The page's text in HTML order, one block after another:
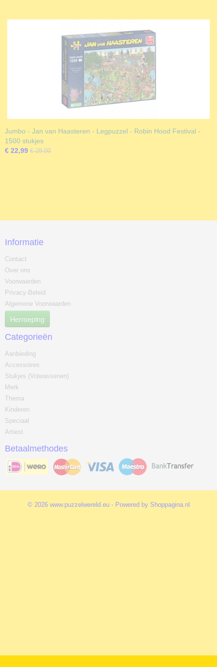
Jumbo - Jan van Haasteren - Legpuzzel - Robin Hood Festival -
1500 stukjes
€ 22,99 € 28,00
Informatie
Contact
Over ons
Voorwaarden
Privacy-Beleid
Algemene Voorwaarden
Herroeping
Categorieën
Aanbieding
Accessoires
Stukjes (Volwassenen)
Merk
Thema
Kinderen
Speciaal
Artiest
Betaalmethodes
© 2026 www.puzzelwereld.eu - Powered by Shoppagina.nl